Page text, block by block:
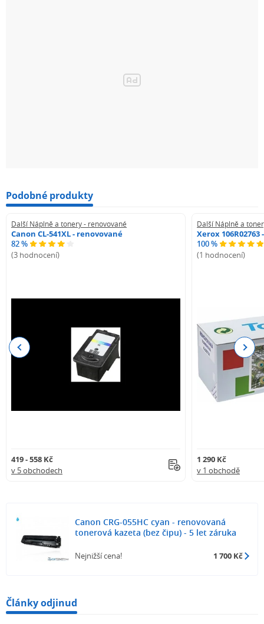
Podobné produkty
Další Náplně a tonery - renovované
Canon CL-541XL - renovované
82 %
(3 hodnocení)
419 - 558 Kč
v 5 obchodech
Další Náplně a
Xerox
100 %
(1 hodnocení)
1 290 Kč
v 1 obchodě
Previous Next
Canon CRG-055HC cyan - renovovaná
tonerová kazeta (bez čipu) - 5 let záruka
Nejnižší cena! 1 700 Kč
Články odjinud